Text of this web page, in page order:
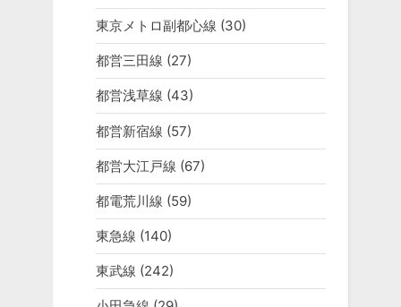
東京メトロ副都心線 (30)
都営三田線 (27)
都営浅草線 (43)
都営新宿線 (57)
都営大江戸線 (67)
都電荒川線 (59)
東急線 (140)
東武線 (242)